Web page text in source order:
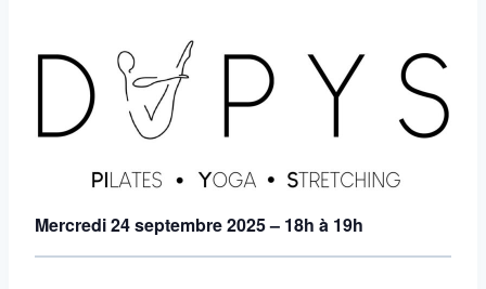
Mercredi 24 septembre 2025 – 18h à 19h